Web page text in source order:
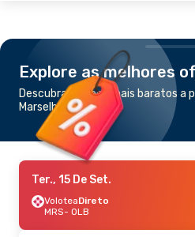
Explore as melhores
Descubra os voos mais baratos a
Marselha para Olbia
Ter., 15 De Set.
VoloteaDireto
MRS- OLB